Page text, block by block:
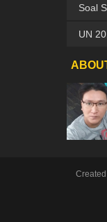
Soal
UN